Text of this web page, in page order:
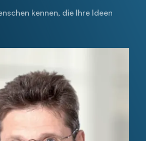
kennen, die Ihre Ideen